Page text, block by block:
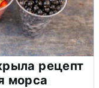
рецепт
морса